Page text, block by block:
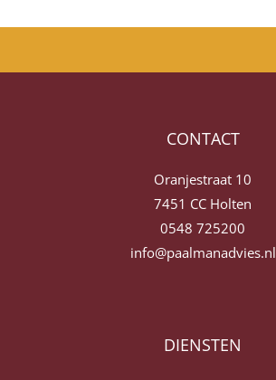
CONTACT
Oranjestraat 10
7451 CC Holten
0548 725200
info@paalmanadvies.nl
DIENSTEN